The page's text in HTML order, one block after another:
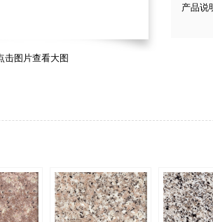
击图片查看大图
产品说